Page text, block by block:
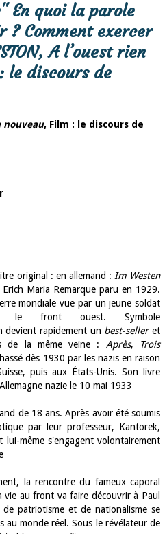
En quoi la parole
? Comment exercer
A l’ouest rien
le discours de
nouveau, Film : le discours de
original : en allemand : Im Westen
Maria Remarque paru en 1929.
mondiale vue par un jeune soldat
le front ouest. Symbole
devient rapidement un best-selleret
de la même veine : Après,
Trois
dès 1930 par les nazis en raison
puis aux États-Unis. Son livre
nazie le 10 mai 1933
de 18 ans. Après avoir été soumis
par leur professeur, Kantorek,
lui-même s'engagent volontairement
la rencontre du fameux caporal
vie au front va faire découvrir à Paul
patriotisme et de nationalisme se
au monde réel. Sous le révélateur de